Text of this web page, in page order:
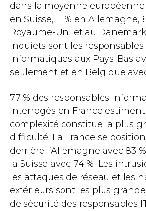
dans la moyenne européenne
en Suisse, 11 % en Allemagne,
Royaume-Uni et au
inquiets sont les responsables
informatiques aux Pays-Bas
seulement et en Belgique
77 % des responsables
interrogés en France
complexité constitue la plus
difficulté. La France se
derrière l’Allemagne avec 83
la Suisse avec 74 %. Les
les attaques de réseau et les
extérieurs sont les plus
de sécurité des responsables